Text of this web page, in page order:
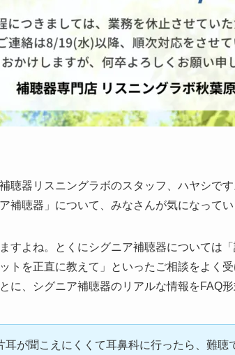
聴器リスニングラボのスタッフ、ハヤシで
補聴器」について、みなさんが気になって
すよね。とくにシグニア補聴器については
トを正直に教えて」といったご相談をよく
に、シグニア補聴器のリアルな情報をFAQ形
耳が聞こえにくくて耳鼻科に行ったら、難聴